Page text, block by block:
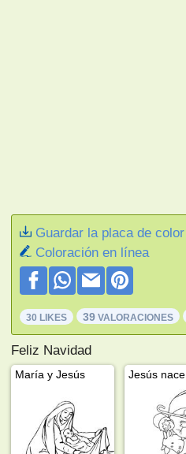
Guardar la placa de color
Coloración en línea
30 LIKES 39 VALORACIONES
Feliz Navidad
María y Jesús Jesús nace